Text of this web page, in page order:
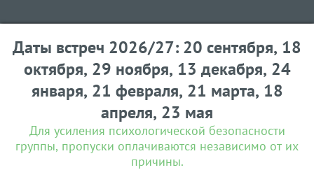
Даты встреч 2026/27: 20 сентября, 18
октября, 29 ноября, 13 декабря, 24
января, 21 февраля, 21 марта, 18
апреля, 23 мая
Для усиления психологической безопасности
группы, пропуски оплачиваются независимо от их
причины.